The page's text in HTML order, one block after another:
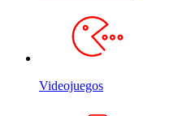
Videojuegos